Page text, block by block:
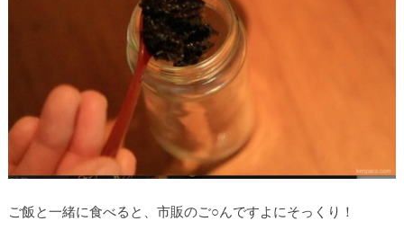
ご飯と一緒に食べると、市販のご○んですよにそっくり！